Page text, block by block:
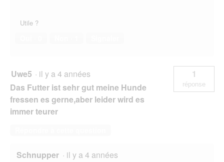
Utile ?
Uwe5 · il y a 4 années
Das Futter ist sehr gut meine Hunde
fressen es gerne,aber leider wird es
immer teurer
1
réponse
Schnupper · il y a 4 années